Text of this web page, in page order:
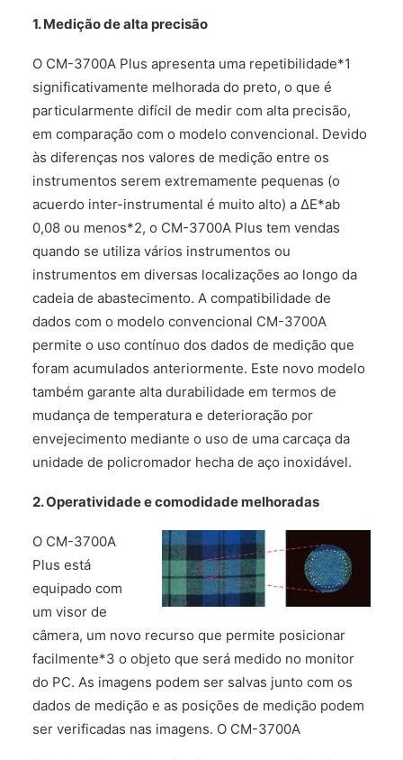
1. Medição de alta precisão
O CM-3700A Plus apresenta uma repetibilidade*1
significativamente melhorada do preto, o que é
particularmente difícil de medir com alta precisão,
em comparação com o modelo convencional. Devido
às diferenças nos valores de medição entre os
instrumentos serem extremamente pequenas (o
acuerdo inter-instrumental é muito alto) a ΔE*ab
0,08 ou menos*2, o CM-3700A Plus tem vendas
quando se utiliza vários instrumentos ou
instrumentos em diversas localizações ao longo da
cadeia de abastecimento. A compatibilidade de
dados com o modelo convencional CM-3700A
permite o uso contínuo dos dados de medição que
foram acumulados anteriormente. Este novo modelo
também garante alta durabilidade em termos de
mudança de temperatura e deterioração por
envejecimento mediante o uso de uma carcaça da
unidade de policromador hecha de aço inoxidável.
2. Operatividade e comodidade melhoradas
O CM-3700A
Plus está
equipado com
um visor de
câmera, um novo recurso que permite posicionar
facilmente*3 o objeto que será medido no monitor
do PC. As imagens podem ser salvas junto com os
dados de medição e as posições de medição podem
ser verificadas nas imagens. O CM-3700A